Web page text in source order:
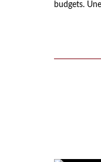
budgets.